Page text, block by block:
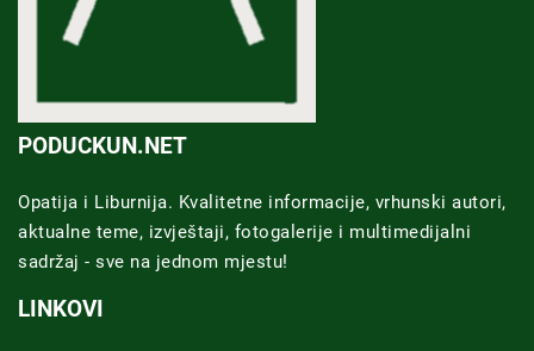
PODUCKUN.NET
Opatija i Liburnija. Kvalitetne informacije, vrhunski autori,
aktualne teme, izvještaji, fotogalerije i multimedijalni
sadržaj - sve na jednom mjestu!
LINKOVI